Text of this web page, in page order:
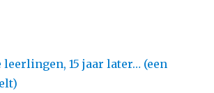
15 jaar later… (een